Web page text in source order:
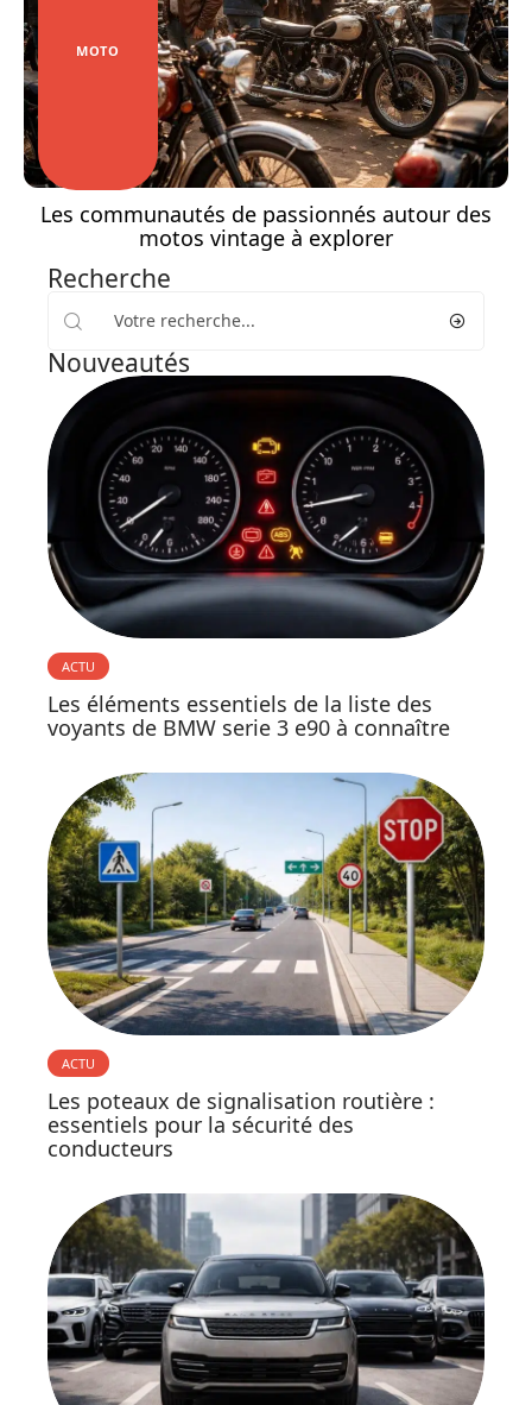
MOTO
Les communautés de passionnés autour des
motos vintage à explorer
Recherche
Nouveautés
ACTU
Les éléments essentiels de la liste des
voyants de BMW serie 3 e90 à connaître
ACTU
Les poteaux de signalisation routière :
essentiels pour la sécurité des
conducteurs